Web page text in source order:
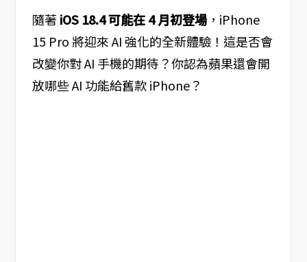
隨著 iOS 18.4 可能在 4 月初登場，iPhone
15 Pro 將迎來 AI 強化的全新體驗！這是否會
改變你對 AI 手機的期待？你認為蘋果還會開
放哪些 AI 功能給舊款 iPhone？